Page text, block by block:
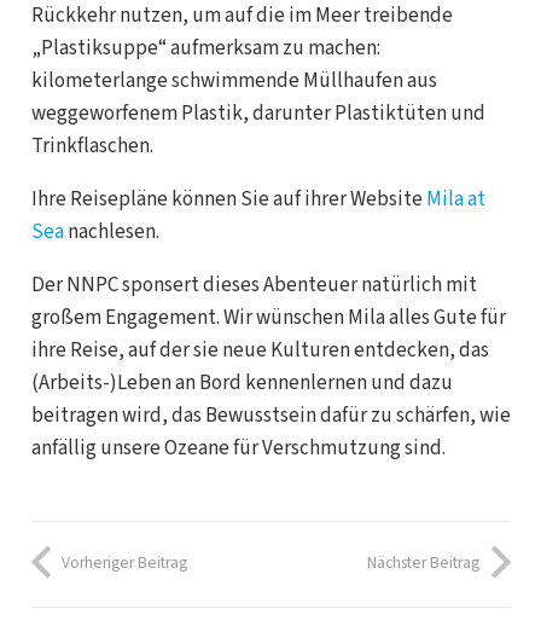
Rückkehr nutzen, um auf die im Meer treibende
„Plastiksuppe“ aufmerksam zu machen:
kilometerlange schwimmende Müllhaufen aus
weggeworfenem Plastik, darunter Plastiktüten und
Trinkflaschen.
Ihre Reisepläne können Sie auf ihrer WebsiteMila at
Seanachlesen.
Der NNPC sponsert dieses Abenteuer natürlich mit
großem Engagement. Wir wünschen Mila alles Gute für
ihre Reise, auf der sie neue Kulturen entdecken, das
(Arbeits-)Leben an Bord kennenlernen und dazu
beitragen wird, das Bewusstsein dafür zu schärfen, wie
anfällig unsere Ozeane für Verschmutzung sind.
Vorheriger Beitrag Nächster Beitrag